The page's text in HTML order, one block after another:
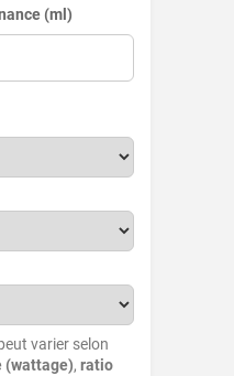
(ml)
varier selon
(wattage),ratio